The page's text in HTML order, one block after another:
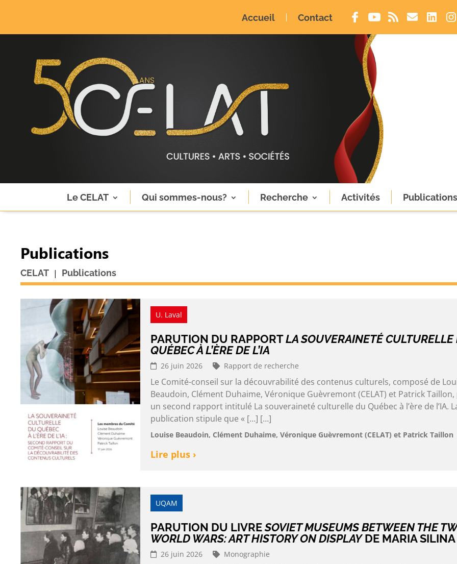
Accueil Contact
Le CELAT Qui sommes-nous? Recherche Activités Publications
Publications
CELAT | Publications
U. Laval
PARUTION DU RAPPORTLA SOUVERAINETÉ CULTURELLE
QUÉBEC À L’ÈRE DE L’IA
26 juin 2026 Rapport de recherche
Le Comité-conseil sur la découvrabilité des contenus culturels, composé de
Beaudoin, Clément Duhaime, Véronique Guèvremont (CELAT) et Patrick
un second rapport intitulé La souveraineté culturelle du Québec à l’ère de l’IA.
publication stipule que « […] […]
Louise Beaudoin, Clément Duhaime, Véronique Guèvremont (CELAT) et Patrick Taillon
Lire plus ›
UQAM
PARUTION DU LIVRESOVIET MUSEUMS BETWEEN THE
WORLD WARS: ART HISTORY ON DISPLAYDE MARIA SILINA
26 juin 2026 Monographie